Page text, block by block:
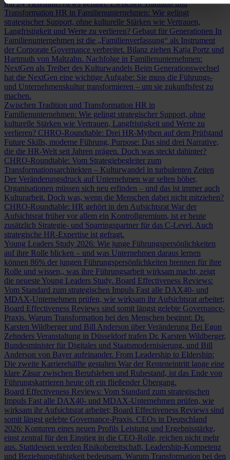
mit 24 Tiefeninterviews geführt.Zwischen Tradition und
Transformation HR in Familienunternehmen: Wie gelingt
strategischer Support, ohne kulturelle Stärken wie Vertrauen,
Langfristigkeit und Werte zu verlieren? Gebaut für Generationen In
Familienunternehmen ist die „Familienverfassung“ als Instrument
der Corporate Governance verbreitet. Bilanz ziehen Katja Portz und
Hartmuth von Maltzahn. Nachfolge in Familienunternehmen:
NextGen als Treiber des Kulturwandels Beim Generationswechsel
hat die NextGen eine wichtige Aufgabe: Sie muss die Führungs-
und Unternehmenskultur transformieren – um sie zukunftsfest zu
machen.
Zwischen Tradition und Transformation HR in
Familienunternehmen: Wie gelingt strategischer Support, ohne
kulturelle Stärken wie Vertrauen, Langfristigkeit und Werte zu
verlieren? CHRO-Roundtable: Drei HR-Mythen auf dem Prüfstand
Future Skills, moderne Führung, Purpose: Das sind drei Narrative,
die die HR-Welt seit Jahren prägen. Doch was steckt dahinter?
CHRO-Roundtable: Vom Strategiebegleiter zum
Transformationsarchitekten – Kulturwandel in turbulenten Zeiten
Der Veränderungsdruck auf Unternehmen war selten höher,
Organisationen müssen sich neu erfinden – und das ist immer auch
Kulturarbeit. Doch was, wenn die Menschen dabei nicht mitziehen?
CHRO-Roundtable: HR gehört in den Aufsichtsrat War der
Aufsichtsrat früher vor allem ein Kontrollgremium, ist er heute
zusätzlich Strategie- und Sparringspartner für das C-Level. Auch
strategische HR-Expertise ist gefragt.
Young Leaders Study 2026: Wie junge Führungspersönlichkeiten
auf ihre Rolle blicken – und was Unternehmen daraus lernen
können 86% der jungen Führungspersönlichkeiten brennen für ihre
Rolle und wissen,, was ihre Führungsarbeit wirksam macht, zeigt
die neueste Young Leaders Study. Board Effectiveness Reviews:
Vom Standard zum strategischen Impuls Fast alle DAX40- und
MDAX-Unternehmen prüfen, wie wirksam ihr Aufsichtsrat arbeitet;
Board Effectiveness Reviews sind somit längst gelebte Governance-
Praxis. Warum Transformation bei den Menschen beginnt: Dr.
Karsten Wildberger und Bill Anderson über Veränderung Bei Egon
Zehnders Veranstaltung in Düsseldorf trafen Dr. Karsten Wildberger,
Bundesminister für Digitales und Staatsmodernisierung, und Bill
Anderson von Bayer aufeinander. From Leadership to Eldership:
Die zweite Karrierehälfte gestalten War der Renteneintritt lange eine
klare Zäsur zwischen Berufsleben und Ruhestand, ist das Ende von
Führungskarrieren heute oft ein fließender Übergang.
Board Effectiveness Reviews: Vom Standard zum strategischen
Impuls Fast alle DAX40- und MDAX-Unternehmen prüfen, wie
wirksam ihr Aufsichtsrat arbeitet; Board Effectiveness Reviews sind
somit längst gelebte Governance-Praxis. CEOs in Deutschland
2026: Konturen eines neuen Profils Leistung und Ergebnisstärke,
einst zentral für den Einstieg in die CEO-Rolle, reichen nicht mehr
aus. Stattdessen werden Risikobereitschaft, Leadership-Kompetenz
und Beziehungsfähigkeit bedeutsam. Warum Transformation bei den